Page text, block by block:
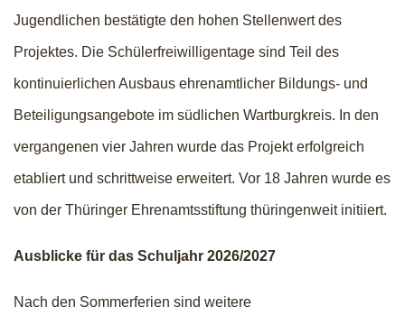
Jugendlichen bestätigte den hohen Stellenwert des
Projektes. Die Schülerfreiwilligentage sind Teil des
kontinuierlichen Ausbaus ehrenamtlicher Bildungs- und
Beteiligungsangebote im südlichen Wartburgkreis. In den
vergangenen vier Jahren wurde das Projekt erfolgreich
etabliert und schrittweise erweitert. Vor 18 Jahren wurde es
von der Thüringer Ehrenamtsstiftung thüringenweit initiiert.
Ausblicke für das Schuljahr 2026/2027
Nach den Sommerferien sind weitere